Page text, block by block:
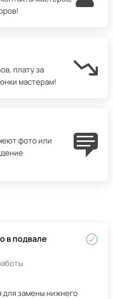
плату за
мастерам!
фото или
в подвале
для замены нижнего